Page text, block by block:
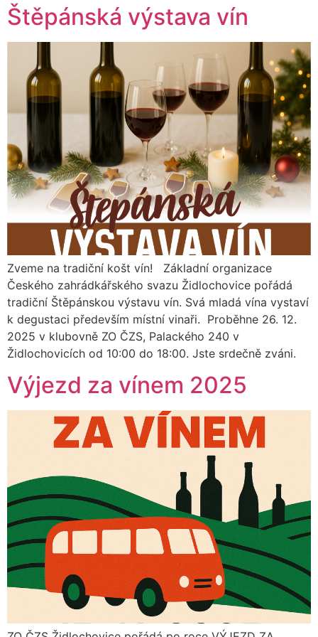
Štěpánská výstava vín
Zveme na tradiční košt vín! Základní organizace
Českého zahrádkářského svazu Židlochovice pořádá
tradiční Štěpánskou výstavu vín. Svá mladá vína vystaví
k degustaci především místní vinaři. Proběhne 26. 12.
2025 v klubovně ZO ČZS, Palackého 240 v
Židlochovicích od 10:00 do 18:00. Jste srdečně zváni.
Výjezd za vínem 2025